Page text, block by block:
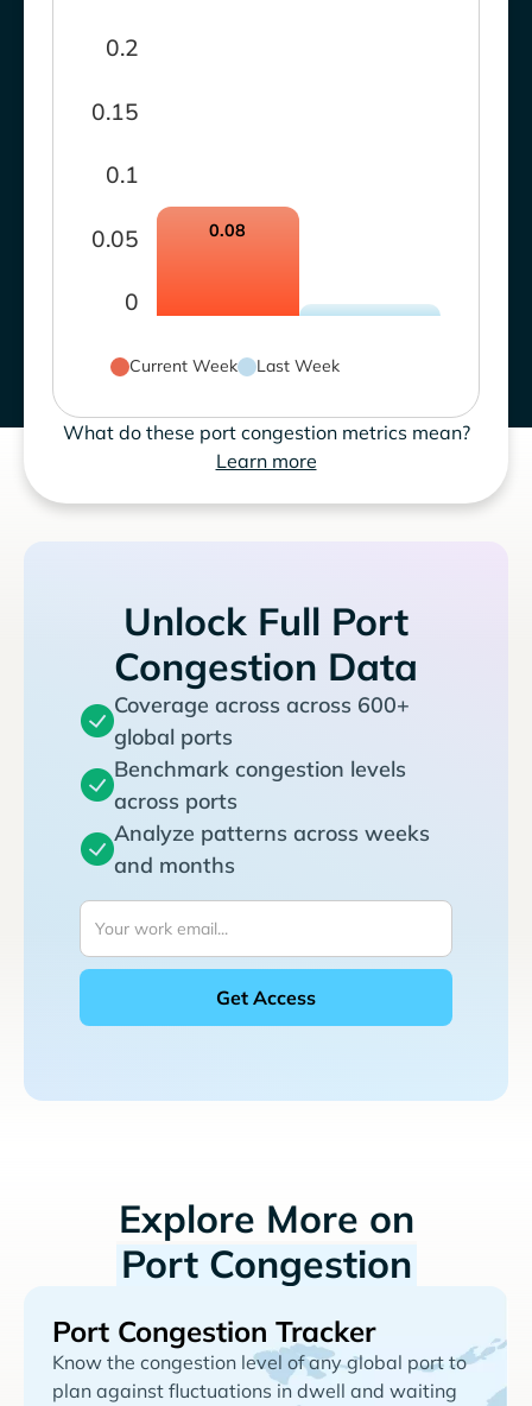
0
0.05
0.1
0.15
0.2
0.08
Current Week Last Week
What do these port congestion metrics mean?
Learn more
Unlock Full Port
Congestion Data
Coverage across across 600+
global ports
Benchmark congestion levels
across ports
Analyze patterns across weeks
and months
Explore More on
Port Congestion
Port Congestion Tracker
Know the congestion level of any global port to
plan against fluctuations in dwell and waiting